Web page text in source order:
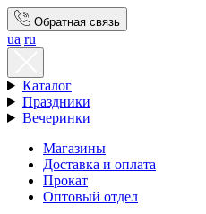
Обратная связь
ua ru
Каталог
Праздники
Вечеринки
Магазины
Доставка и оплата
Прокат
Оптовый отдел